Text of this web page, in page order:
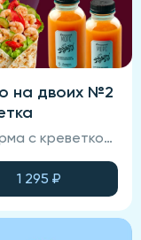
на двоих №2
Шаверма с креветкой 2 шт, морс облепиховый 2 шт
1 295 ₽